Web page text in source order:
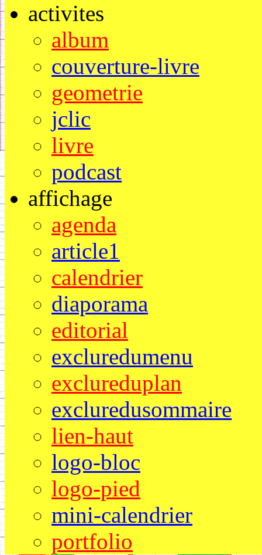
activites
album
couverture-livre
geometrie
jclic
livre
podcast
affichage
agenda
article1
calendrier
diaporama
editorial
excluredumenu
exclureduplan
excluredusommaire
lien-haut
logo-bloc
logo-pied
mini-calendrier
portfolio